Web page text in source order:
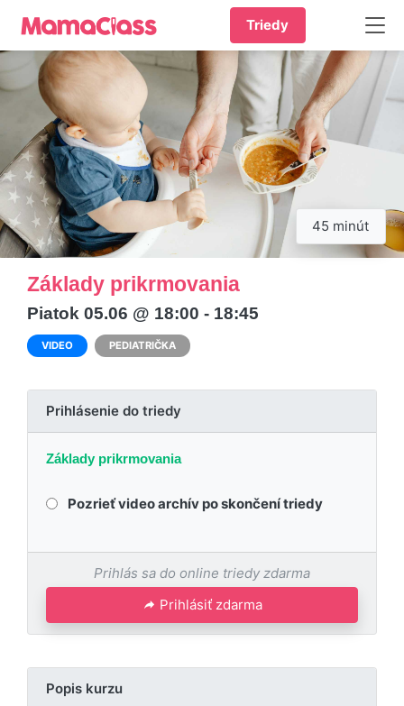
Triedy
45 minút
Základy prikrmovania
Piatok 05.06 @ 18:00 - 18:45
VIDEO PEDIATRIČKA
Prihlásenie do triedy
Základy prikrmovania
Pozrieť video archív po skončení triedy
Prihlás sa do online triedy zdarma
Prihlásiť zdarma
Popis kurzu